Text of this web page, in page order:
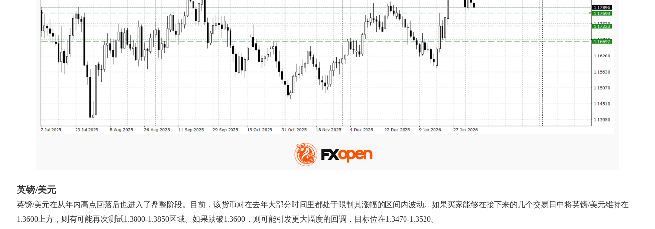
英镑/美元
英镑/美元在从年内高点回落后也进入了盘整阶段。目前，该货币对在去年大部分时间里都处于限制其涨幅的区间内波动。如果买家能够在接下来的几个交易日中将英镑/美元维持在
1.3600上方，则有可能再次测试1.3800-1.3850区域。如果跌破1.3600，则可能引发更大幅度的回调，目标位在1.3470-1.3520。